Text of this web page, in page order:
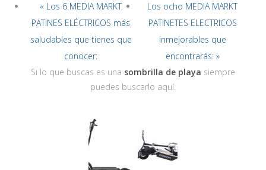
« Los 6 MEDIA MARKT
PATINES ELÉCTRICOS más
saludables que tienes que
conocer:
Los ocho MEDIA MARKT
PATINETES ELECTRICOS
inmejorables que
encontrarás: »
Si lo que buscas es una sombrilla de playa siempre
puedes buscarlo aquí.